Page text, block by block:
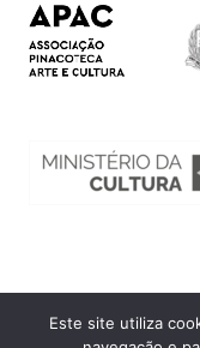
Ouvidoria
Este site utiliza